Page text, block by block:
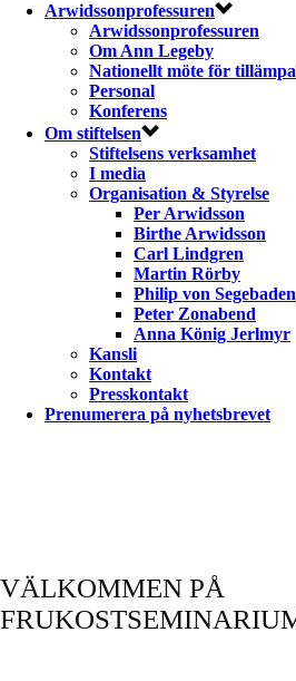
Arwidssonprofessuren
Arwidssonprofessuren
Om Ann Legeby
Nationellt möte för
Personal
Konferens
Om stiftelsen
Stiftelsens verksamhet
I media
Organisation & Styrelse
Per Arwidsson
Birthe Arwidsson
Carl Lindgren
Martin Rörby
Philip von Segebaden
Peter Zonabend
Anna König Jerlmyr
Kansli
Kontakt
Presskontakt
Prenumerera på nyhetsbrevet
VÄLKOMMEN PÅ